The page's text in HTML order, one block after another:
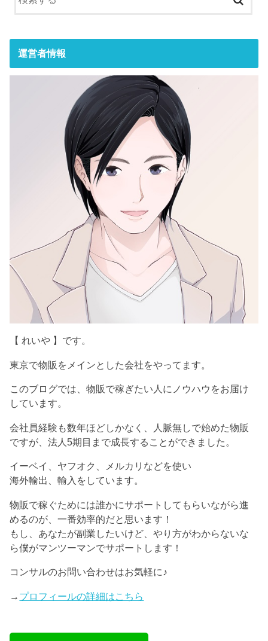
運営者情報
【 れいや 】です。
東京で物販をメインとした会社をやってます。
このブログでは、物販で稼ぎたい人にノウハウをお届け
しています。
会社員経験も数年ほどしかなく、人脈無しで始めた物販
ですが、法人5期目まで成長することができました。
イーベイ、ヤフオク、メルカリなどを使い
海外輸出、輸入をしています。
物販で稼ぐためには誰かにサポートしてもらいながら進
めるのが、一番効率的だと思います！
もし、あなたが副業したいけど、やり方がわからないな
ら僕がマンツーマンでサポートします！
コンサルのお問い合わせはお気軽に♪
→ プロフィールの詳細はこちら